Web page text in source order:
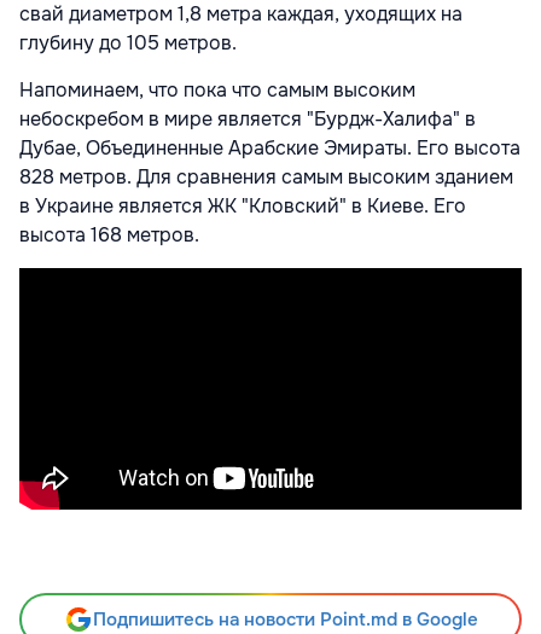
свай диаметром 1,8 метра каждая, уходящих на
глубину до 105 метров.
Напоминаем, что пока что самым высоким
небоскребом в мире является "Бурдж-Халифа" в
Дубае, Объединенные Арабские Эмираты. Его высота
828 метров. Для сравнения самым высоким зданием
в Украине является ЖК "Кловский" в Киеве. Его
высота 168 метров.
Подпишитесь на новости Point.md в Google